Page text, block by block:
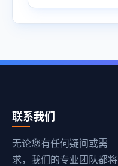
联系我们
无论您有任何疑问或需
求，我们的专业团队都将